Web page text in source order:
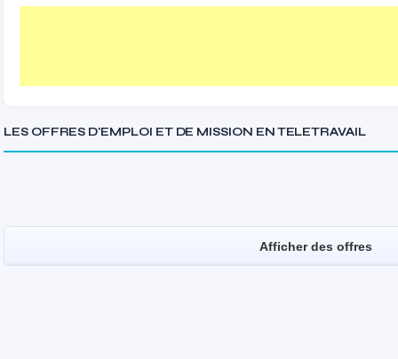
LES OFFRES D'EMPLOI ET DE MISSION EN TELETRAVAIL
Afficher des offres